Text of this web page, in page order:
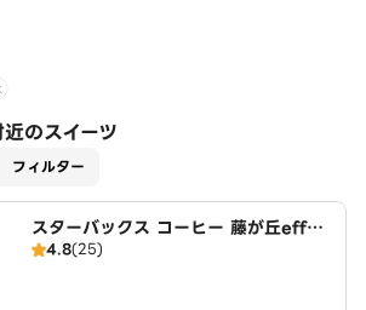
のスイーツ
フィルター
スターバックス コーヒー 藤が丘effe
店4.8(25)